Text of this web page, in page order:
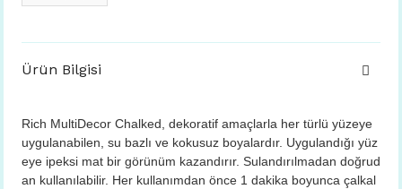
Ürün Bilgisi
Rich MultiDecor Chalked, dekoratif amaçlarla her türlü yüzeye
uygulanabilen, su bazlı ve kokusuz boyalardır. Uygulandığı yüz
eye ipeksi mat bir görünüm kazandırır. Sulandırılmadan doğrud
an kullanılabilir. Her kullanımdan önce 1 dakika boyunca çalkal